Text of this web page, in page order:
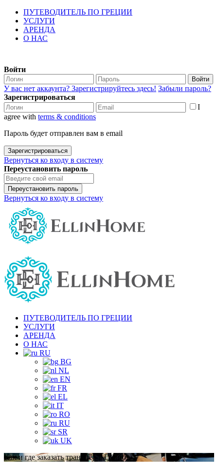
ПУТЕВОДИТЕЛЬ ПО ГРЕЦИИ
УСЛУГИ
АРЕНДА
О НАС
Войти
Войти
У вас нет аккаунта? Зарегистрируйтесь здесь! Забыли пароль?
Зарегистрироваться
I
agree with terms & conditions
Пароль будет отправлен вам в email
Зарегистрироваться
Вернуться ко входу в систему
Переустановить пароль
Переустановить пароль
Вернуться ко входу в систему
ПУТЕВОДИТЕЛЬ ПО ГРЕЦИИ
УСЛУГИ
АРЕНДА
О НАС
RU
BG
NL
EN
FR
EL
IT
RO
RU
SR
UK
Как и где заказать трансфер в Греции